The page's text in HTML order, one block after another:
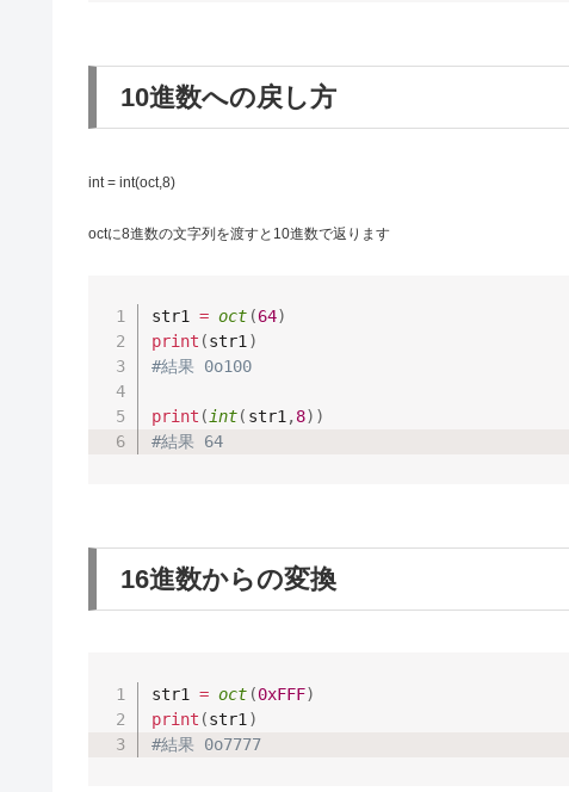
10進数への戻し方
int = int(oct,8)
octに8進数の文字列を渡すと10進数で返ります
str1 = oct (64)
print (str1)
#結果 0o100
print (int( str1,8) )
#結果 64
16進数からの変換
str1 = oct (0xFFF)
print (str1 )
#結果 0o7777